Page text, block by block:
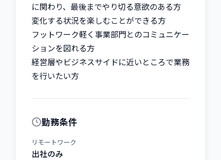
に関わり、最後までやり切る意欲のある方
変化する状況を楽しむことができる方
フットワーク軽く事業部門とのコミュニケー
ションを図れる方
経営層やビジネスサイドに近いところで業務
を行いたい方
勤務条件
リモートワーク
出社のみ